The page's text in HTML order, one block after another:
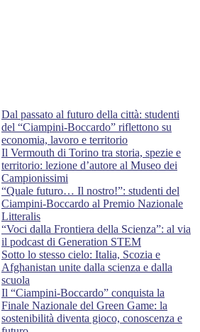
Dal passato al futuro della città: studenti
del “Ciampini-Boccardo” riflettono su
economia, lavoro e territorio
Il Vermouth di Torino tra storia, spezie e
territorio: lezione d’autore al Museo dei
Campionissimi
“Quale futuro… Il nostro!”: studenti del
Ciampini-Boccardo al Premio Nazionale
Litteralis
“Voci dalla Frontiera della Scienza”: al via
il podcast di Generation STEM
Sotto lo stesso cielo: Italia, Scozia e
Afghanistan unite dalla scienza e dalla
scuola
Il “Ciampini-Boccardo” conquista la
Finale Nazionale del Green Game: la
sostenibilità diventa gioco, conoscenza e